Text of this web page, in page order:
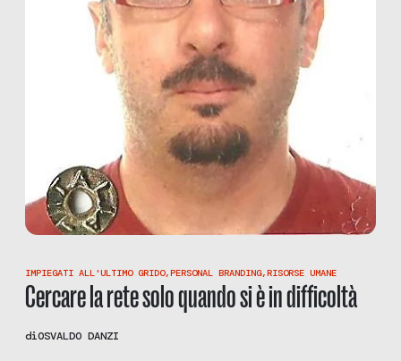
IMPIEGATI ALL'ULTIMO GRIDO,PERSONAL BRANDING,RISORSE UMANE
Cercare la rete solo quando si è in difficoltà
diOSVALDO DANZI